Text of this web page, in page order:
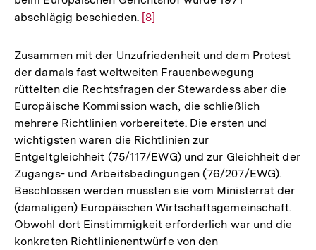
abschlägig beschieden. Zur
der
Fußnote
[8]
Zusammen mit der Unzufriedenheit und dem Protest
der damals fast weltweiten Frauenbewegung
rüttelten die Rechtsfragen der Stewardess aber die
Europäische Kommission wach, die schließlich
mehrere Richtlinien vorbereitete. Die ersten und
wichtigsten waren die Richtlinien zur
Entgeltgleichheit (75/117/EWG) und zur Gleichheit der
Zugangs- und Arbeitsbedingungen (76/207/EWG).
Beschlossen werden mussten sie vom Ministerrat der
(damaligen) Europäischen Wirtschaftsgemeinschaft.
Obwohl dort Einstimmigkeit erforderlich war und die
konkreten Richtlinienentwürfe von den